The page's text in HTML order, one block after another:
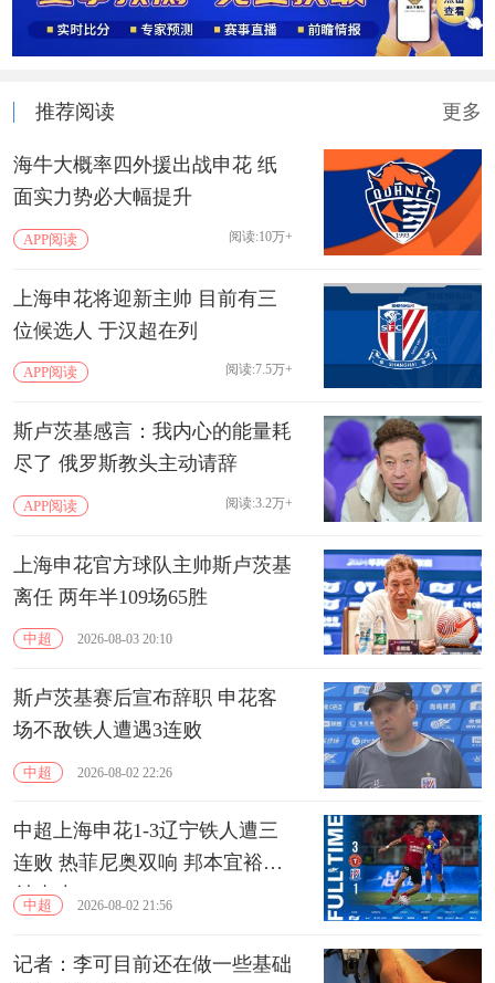
推荐阅读 更多
海牛大概率四外援出战申花 纸
面实力势必大幅提升
APP阅读 阅读:10万+
上海申花将迎新主帅 目前有三
位候选人 于汉超在列
APP阅读 阅读:7.5万+
斯卢茨基感言：我内心的能量耗
尽了 俄罗斯教头主动请辞
APP阅读 阅读:3.2万+
上海申花官方球队主帅斯卢茨基
离任 两年半109场65胜
中超 2026-08-03 20:10
斯卢茨基赛后宣布辞职 申花客
场不敌铁人遭遇3连败
中超 2026-08-02 22:26
中超上海申花1-3辽宁铁人遭三
连败 热菲尼奥双响 邦本宜裕传
射建功
中超 2026-08-02 21:56
记者：李可目前还在做一些基础